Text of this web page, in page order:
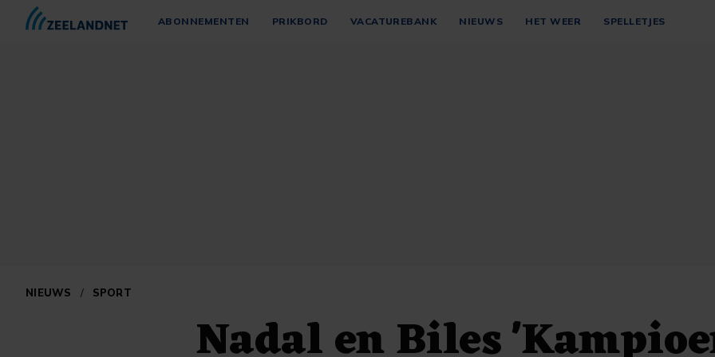
ABONNEMENTEN PRIKBORD VACATUREBANK NIEUWS HET WEER SPELLETJES
NIEUWS / SPORT